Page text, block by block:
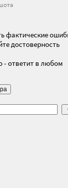
фактические
достоверность
- ответит в любом